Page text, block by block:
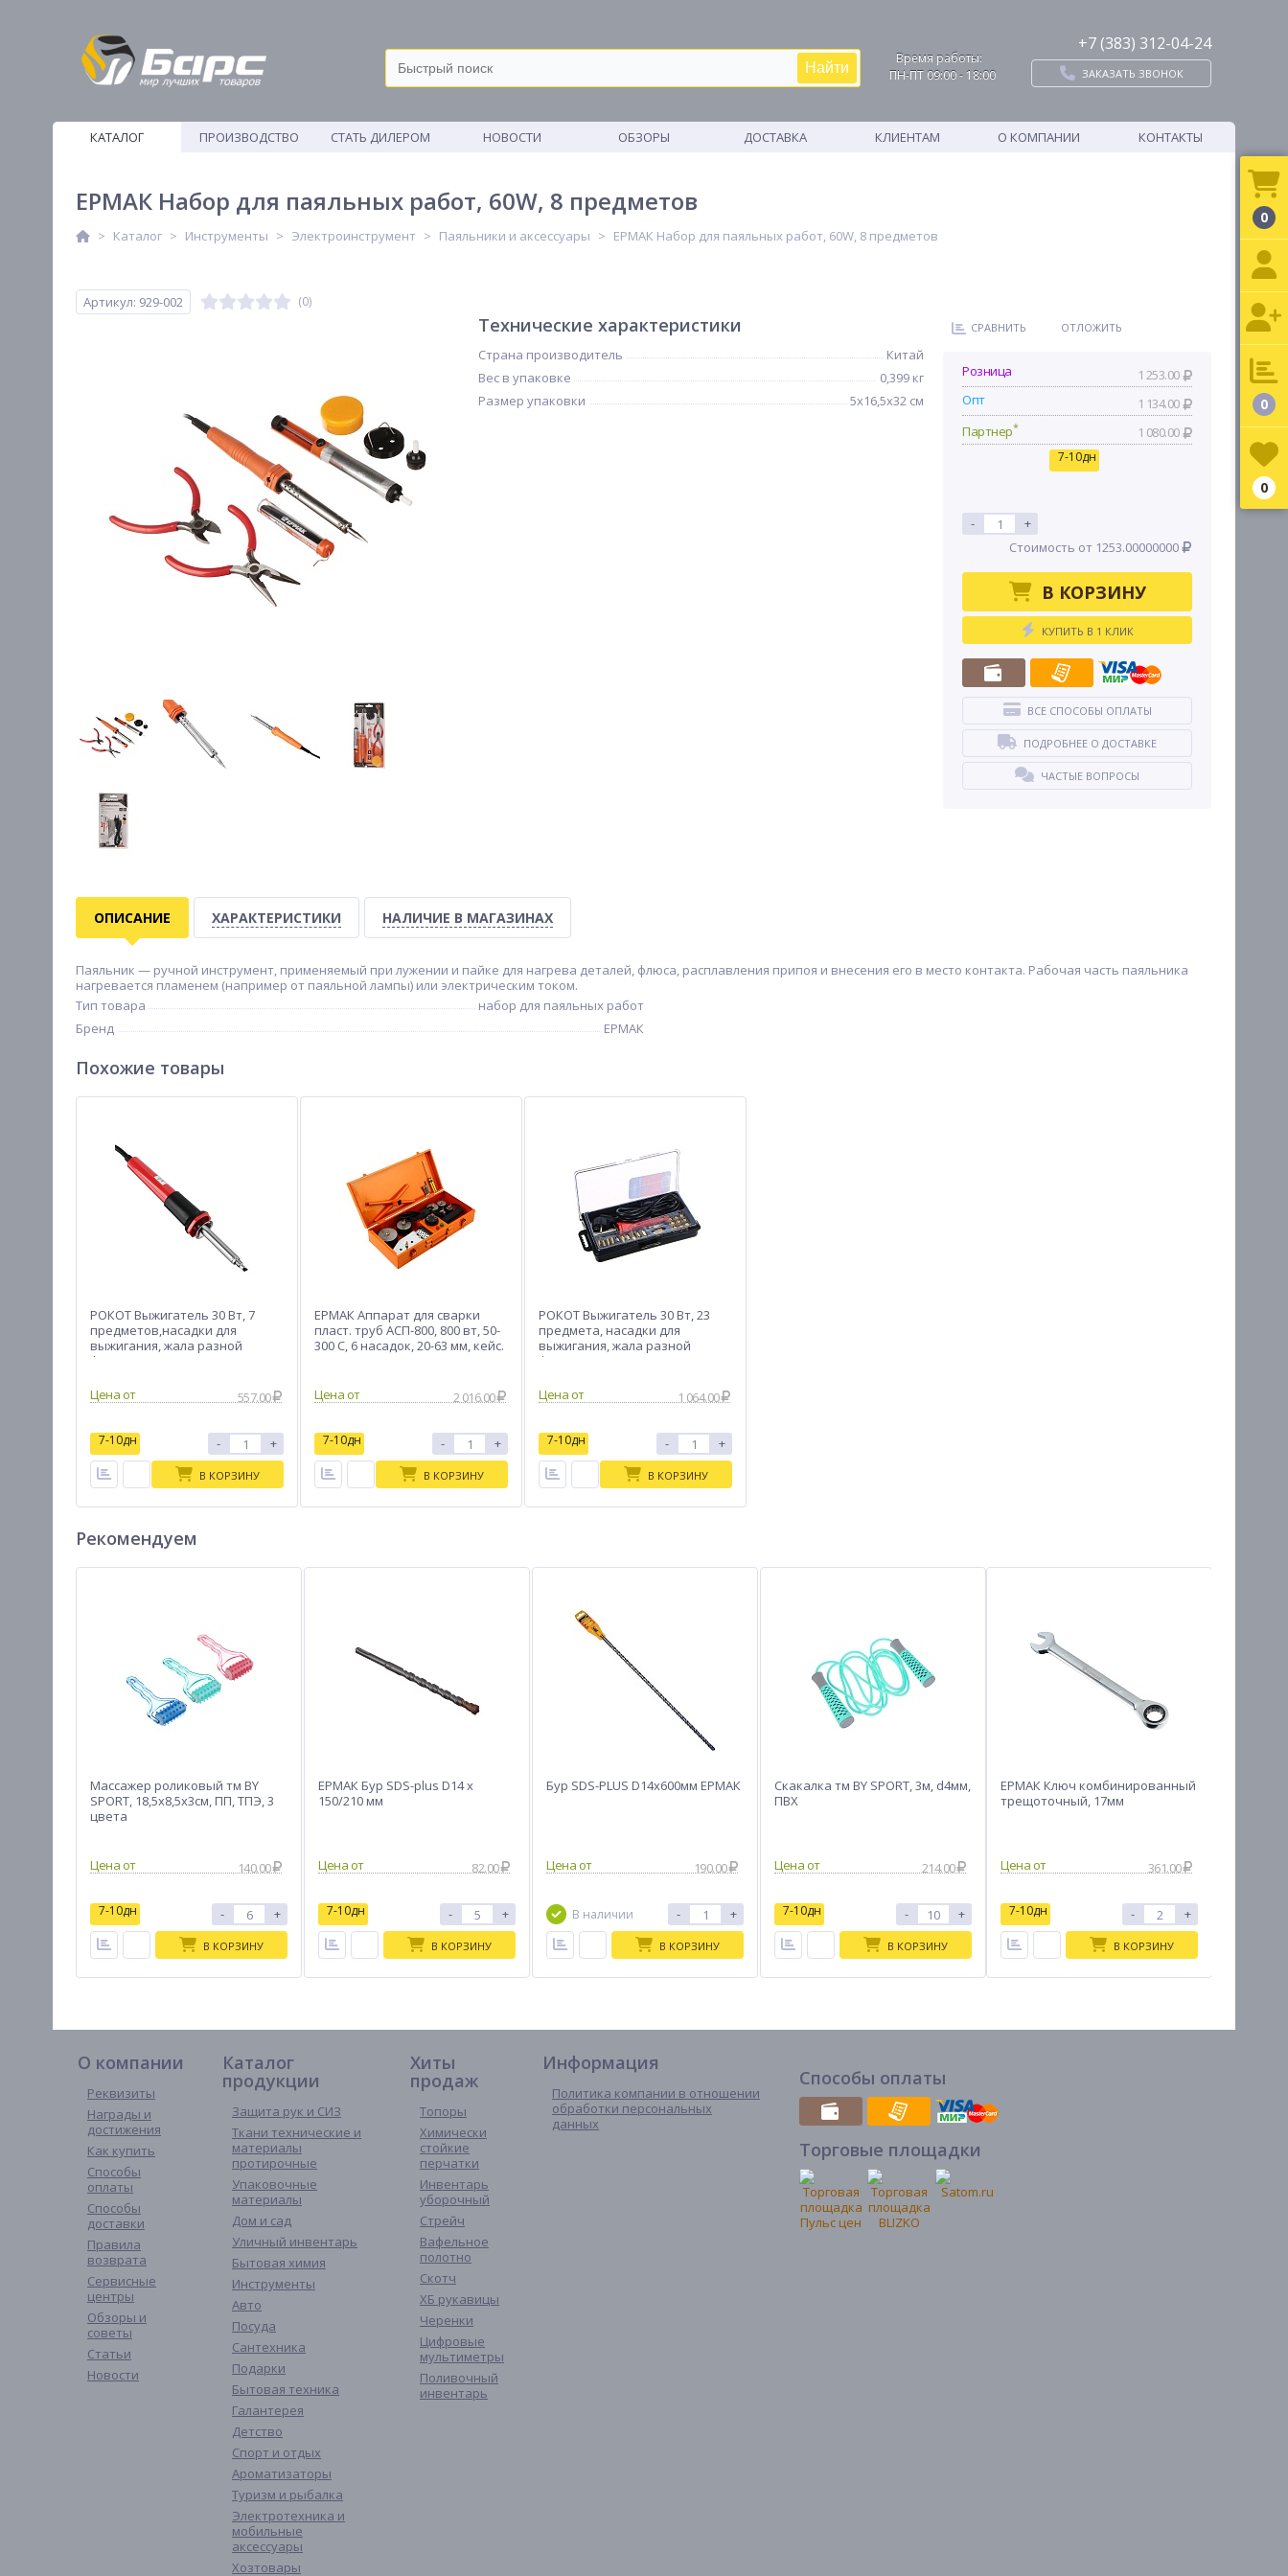
Найти
Время работы:
ПН-ПТ 09:00 - 18:00
+7 (383) 312-04-24
ЗАКАЗАТЬ ЗВОНОК
КАТАЛОГ
ПРОИЗВОДСТВО
СТАТЬ ДИЛЕРОМ НОВОСТИ ОБЗОРЫ ДОСТАВКА КЛИЕНТАМ О КОМПАНИИ КОНТАКТЫ
ЕРМАК Набор для паяльных работ, 60W, 8 предметов
Каталог Инструменты Электроинструмент Паяльники и аксессуары ЕРМАК Набор для паяльных работ, 60W, 8 предметов
Артикул: 929-002 (0)
Технические характеристики
Страна производитель
Китай
Вес в упаковке
0,399 кг
Размер упаковки
5x16,5x32 см
СРАВНИТЬ ОТЛОЖИТЬ
Розница
1 253.00
Опт
1 134.00
Партнер* 1 080.00
7-10дн
-
+
Стоимость от 1253.00000000
В КОРЗИНУ
КУПИТЬ В 1 КЛИК
ВСЕ СПОСОБЫ ОПЛАТЫ
ПОДРОБНЕЕ О ДОСТАВКЕ
ЧАСТЫЕ ВОПРОСЫ
ОПИСАНИЕ ХАРАКТЕРИСТИКИ НАЛИЧИЕ В МАГАЗИНАХ
Паяльник — ручной инструмент, применяемый при лужении и пайке для нагрева деталей, флюса, расплавления припоя и внесения его в место контакта. Рабочая часть паяльника
нагревается пламенем (например от паяльной лампы) или электрическим током.
Тип товара
набор для паяльных работ
Бренд
ЕРМАК
Похожие товары
РОКОТ Выжигатель 30 Вт, 7
предметов,насадки для
выжигания, жала разной
формы и диаметра
Цена от
557.00
7-10дн - +
В КОРЗИНУ
ЕРМАК Аппарат для сварки
пласт. труб АСП-800, 800 вт, 50-
300 C, 6 насадок, 20-63 мм, кейс.
Цена от 2 016.00
7-10дн - +
В КОРЗИНУ
РОКОТ Выжигатель 30 Вт, 23
предмета, насадки для
выжигания, жала разной
формы и диаметра
Цена от
1 064.00
7-10дн - +
В КОРЗИНУ
Рекомендуем
Массажер роликовый тм BY
SPORT, 18,5x8,5x3см, ПП, ТПЭ, 3
цвета
140.00
7-10дн - +
В КОРЗИНУ
ЕРМАК Бур SDS-plus D14 x
150/210 мм
82.00
7-10дн - +
В КОРЗИНУ
Бур SDS-PLUS D14х600мм ЕРМАК
190.00
В наличии - +
В КОРЗИНУ
Скакалка тм BY SPORT, 3м, d4мм,
ПВХ
214.00
7-10дн - +
В КОРЗИНУ
ЕРМАК Ключ комбинированный
трещоточный, 17мм
361.00
7-10дн - +
В КОРЗИНУ
О компании
Реквизиты
Награды и
достижения
Как купить
Способы
оплаты
Способы
доставки
Правила
возврата
Сервисные
центры
Обзоры и
советы
Статьи
Новости
Каталог
продукции
Защита рук и СИЗ
Ткани технические и
материалы
протирочные
Упаковочные
материалы
Дом и сад
Уличный инвентарь
Бытовая химия
Инструменты
Авто
Посуда
Сантехника
Подарки
Бытовая техника
Галантерея
Детство
Спорт и отдых
Ароматизаторы
Туризм и рыбалка
Электротехника и
мобильные
аксессуары
Хозтовары
Хиты
продаж
Топоры
Химически
стойкие
перчатки
Инвентарь
уборочный
Стрейч
Вафельное
полотно
Скотч
ХБ рукавицы
Черенки
Цифровые
мультиметры
Поливочный
инвентарь
Информация
Политика компании в отношении
обработки персональных
данных
Способы оплаты
Торговые площадки
0
0
0